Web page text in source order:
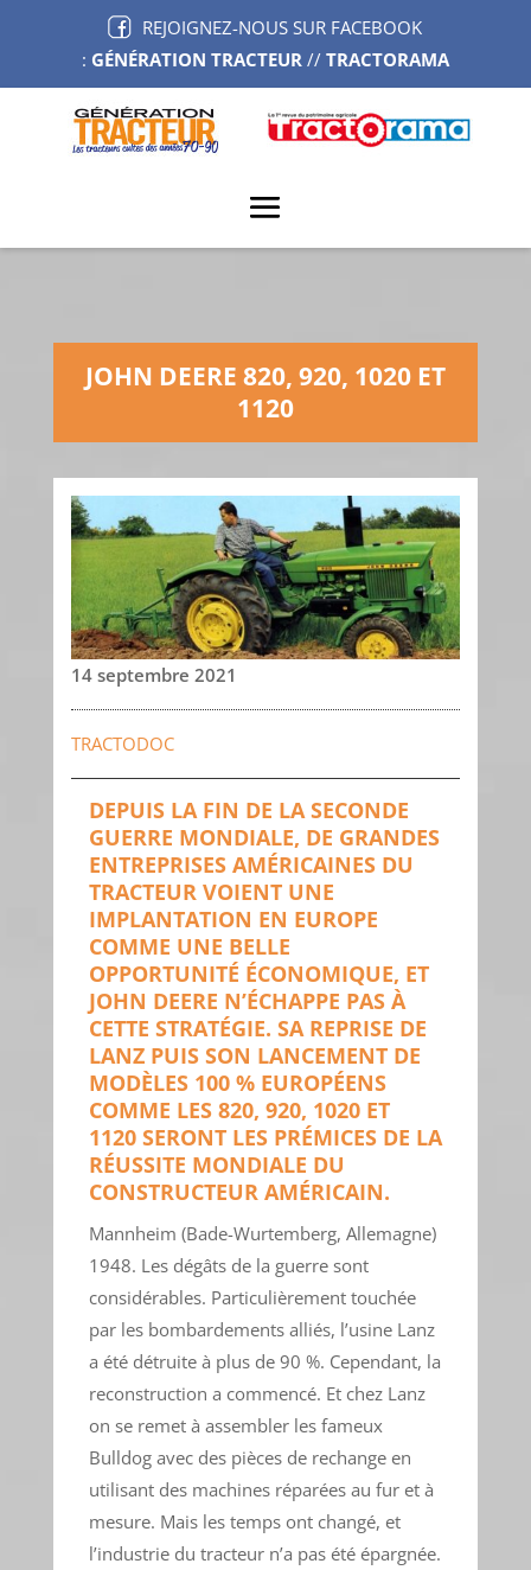
REJOIGNEZ-NOUS SUR FACEBOOK
: GÉNÉRATION TRACTEUR// TRACTORAMA
JOHN DEERE 820, 920, 1020 ET
1120
14 septembre 2021
TRACTODOC
DEPUIS LA FIN DE LA SECONDE
GUERRE MONDIALE, DE GRANDES
ENTREPRISES AMÉRICAINES DU
TRACTEUR VOIENT UNE
IMPLANTATION EN EUROPE
COMME UNE BELLE
OPPORTUNITÉ ÉCONOMIQUE, ET
JOHN DEERE N’ÉCHAPPE PAS À
CETTE STRATÉGIE. SA REPRISE DE
LANZ PUIS SON LANCEMENT DE
MODÈLES 100 % EUROPÉENS
COMME LES 820, 920, 1020 ET
1120 SERONT LES PRÉMICES DE LA
RÉUSSITE MONDIALE DU
CONSTRUCTEUR AMÉRICAIN.
Mannheim (Bade-Wurtemberg, Allemagne)
1948. Les dégâts de la guerre sont
considérables. Particulièrement touchée
par les bombardements alliés, l’usine Lanz
a été détruite à plus de 90 %. Cependant, la
reconstruction a commencé. Et chez Lanz
on se remet à assembler les fameux
Bulldog avec des pièces de rechange en
utilisant des machines réparées au fur et à
mesure. Mais les temps ont changé, et
l’industrie du tracteur n’a pas été épargnée.